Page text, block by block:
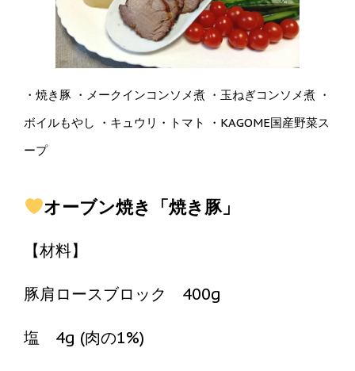
・焼き豚 ・メークインコンソメ煮 ・玉ねぎコンソメ煮 ・
ボイルもやし ・キュウリ・トマト ・KAGOME国産野菜ス
ープ
オーブン焼き「焼き豚」
【材料】
豚肩ロースブロック 400g
塩 4g (肉の1%)